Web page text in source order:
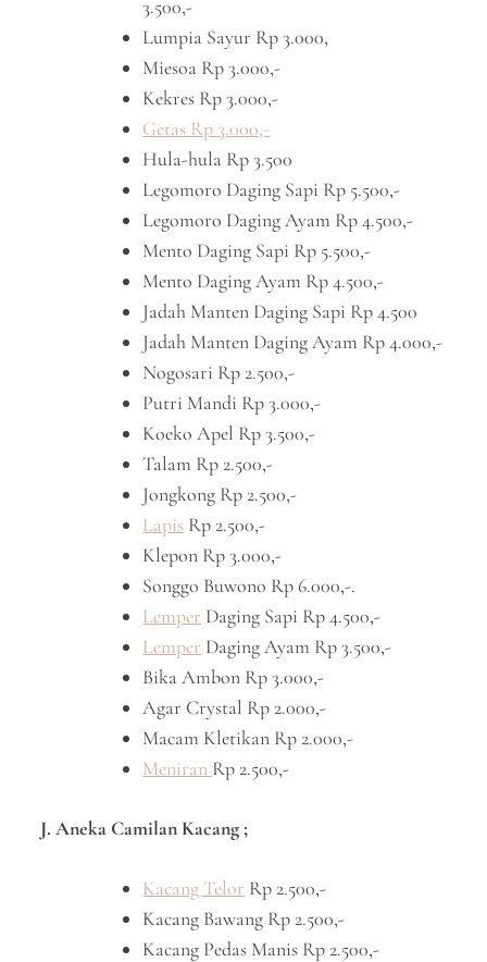
3.500,-
Lumpia Sayur Rp 3.000,
Miesoa Rp 3.000,-
Kekres Rp 3.000,-
Getas Rp 3.000,-
Hula-hula Rp 3.500
Legomoro Daging Sapi Rp 5.500,-
Legomoro Daging Ayam Rp 4.500,-
Mento Daging Sapi Rp 5.500,-
Mento Daging Ayam Rp 4.500,-
Jadah Manten Daging Sapi Rp 4.500
Jadah Manten Daging Ayam Rp 4.000,-
Nogosari Rp 2.500,-
Putri Mandi Rp 3.000,-
Koeko Apel Rp 3.500,-
Talam Rp 2.500,-
Jongkong Rp 2.500,-
Lapis Rp 2.500,-
Klepon Rp 3.000,-
Songgo Buwono Rp 6.000,-.
Lemper Daging Sapi Rp 4.500,-
Lemper Daging Ayam Rp 3.500,-
Bika Ambon Rp 3.000,-
Agar Crystal Rp 2.000,-
Macam Kletikan Rp 2.000,-
Meniran Rp 2.500,-
J. Aneka Camilan Kacang ;
Kacang Telor Rp 2.500,-
Kacang Bawang Rp 2.500,-
Kacang Pedas Manis Rp 2.500,-